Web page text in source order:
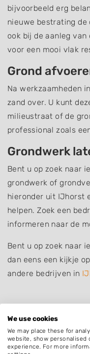
bijvoorbeeld erg
nieuwe bestrating de
ook bij de aanleg
voor een mooi vlak
Grond
Na werkzaamheden
zand over. U kunt
milieustraat of de
professional zoals
Grondwerk
Bent u op zoek naar
grondwerk of
hieronder uit IJhorst
helpen. Zoek een
informeren naar de
Bent u op zoek naar
dan eens een kijkje
andere bedrijven in
Plaatsen in de
De Wijk
We use cookies
We may place these for
website, show personalised
experience. For more